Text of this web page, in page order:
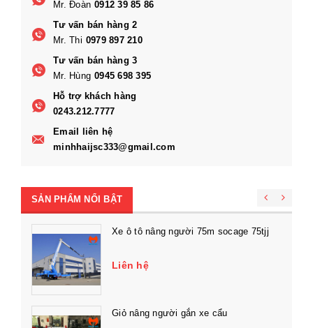
Mr. Đoàn 0912 39 85 86
Tư vấn bán hàng 2
Mr. Thi 0979 897 210
Tư vấn bán hàng 3
Mr. Hùng 0945 698 395
Hỗ trợ khách hàng
0243.212.7777
Email liên hệ
minhhaijsc333@gmail.com
SẢN PHẨM NỔI BẬT
Xe ô tô nâng người 75m socage 75tjj
Liên hệ
Giỏ nâng người gắn xe cẩu